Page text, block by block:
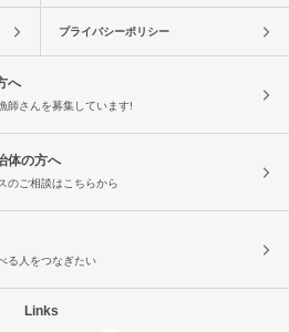
プライバシーポリシー
へ
師さんを募集しています!
体の方へ
のご相談はこちらから
る人をつなぎたい
Links